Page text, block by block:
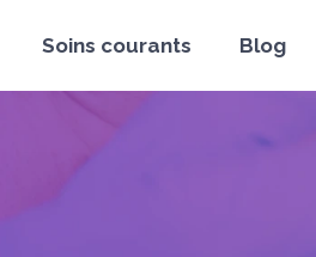
Soins courants Blog